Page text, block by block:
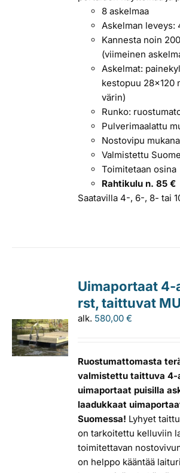
8 askelmaa
Askelman leveys:
Kannesta noin
(viimeinen
Askelmat:
kestopuu 28x120
värin)
Runko:
Pulverimaalattu
Nostovipu mukana
Valmistettu
Toimitetaan osina
Rahtikulu n. 85 €
Saatavilla 4-, 6-, 8- tai
Uimaportaat 4-
rst, taittuvat
alk. 580,00€
Ruostumattomasta
valmistettu taittuva 4-
uimaportaat puisilla
laadukkaat
Suomessa! Lyhyet
on tarkoitettu kelluviin
toimitettavan
on helppo kääntää